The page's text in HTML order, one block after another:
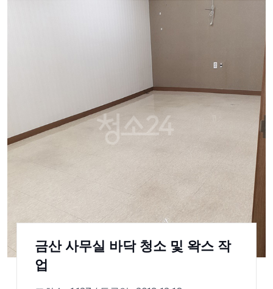
금산 사무실 바닥 청소 및 왁스 작
업